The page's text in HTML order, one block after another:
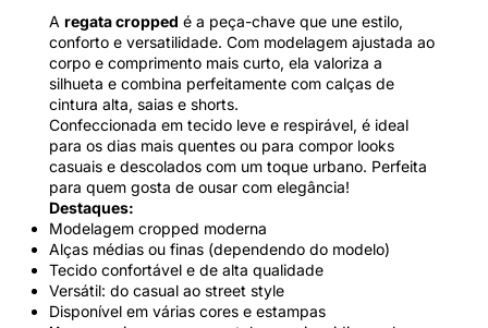
A regata cropped é a peça-chave que une estilo,
conforto e versatilidade. Com modelagem ajustada ao
corpo e comprimento mais curto, ela valoriza a
silhueta e combina perfeitamente com calças de
cintura alta, saias e shorts.
Confeccionada em tecido leve e respirável, é ideal
para os dias mais quentes ou para compor looks
casuais e descolados com um toque urbano. Perfeita
para quem gosta de ousar com elegância!
Destaques:
Modelagem cropped moderna
Alças médias ou finas (dependendo do modelo)
Tecido confortável e de alta qualidade
Versátil: do casual ao street style
Disponível em várias cores e estampas